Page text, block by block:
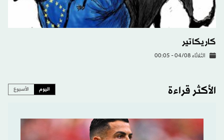
كاريكاتير
الثلاثاء 04/08 - 00:05
الأكثر قراءة اليوم الأسبوع